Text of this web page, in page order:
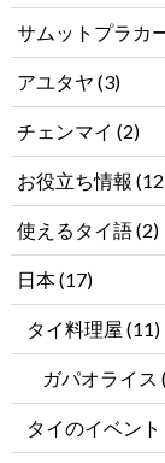
サムットプラカ
アユタヤ (3)
チェンマイ (2)
お役立ち情報
使えるタイ語(2)
日本(17)
タイ料理屋 (11)
ガパオライス
タイのイベント